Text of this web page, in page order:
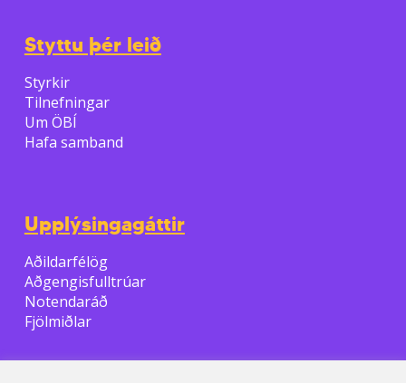
Styttu þér leið
Styrkir
Tilnefningar
Um ÖBÍ
Hafa samband
Upplýsingagáttir
Aðildarfélög
Aðgengisfulltrúar
Notendaráð
Fjölmiðlar